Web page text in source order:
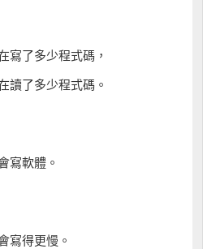
寫了多少程式碼，
讀了多少程式碼。
寫軟體。
寫得更慢。